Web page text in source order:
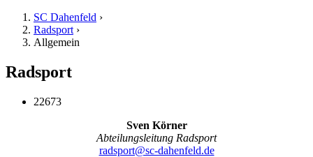
SC Dahenfeld ›
Radsport ›
Allgemein
Radsport
22673
Sven Körner
Abteilungsleitung Radsport
radsport@sc-dahenfeld.de